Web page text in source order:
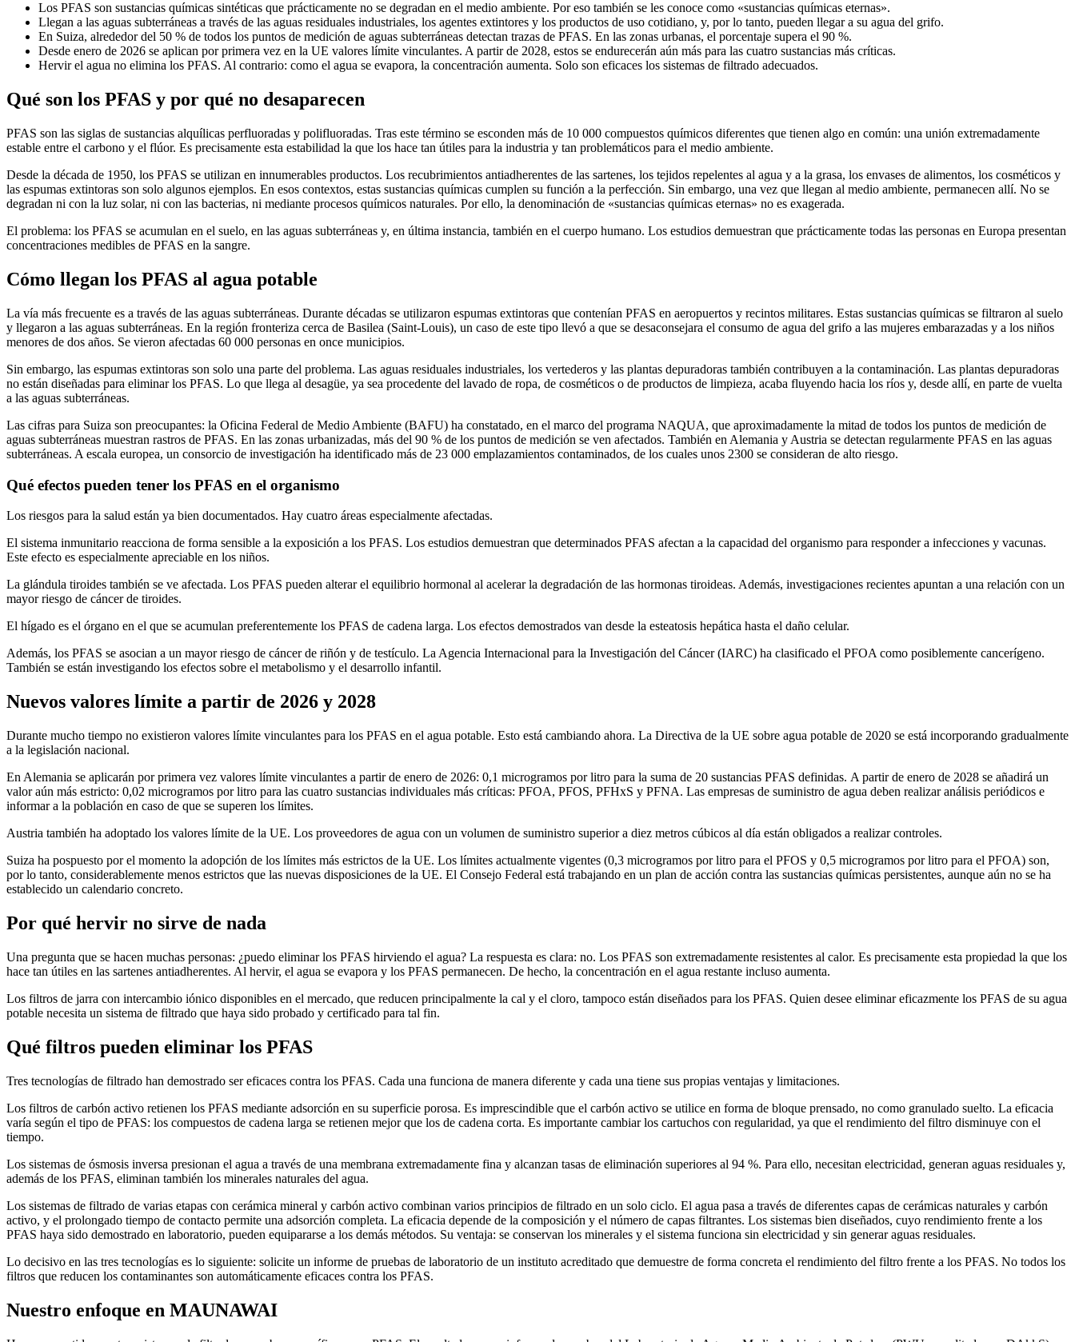
Los PFAS son sustancias químicas sintéticas que prácticamente no se degradan en el medio ambiente. Por eso también se les conoce como «sustancias químicas eternas».
Llegan a las aguas subterráneas a través de las aguas residuales industriales, los agentes extintores y los productos de uso cotidiano, y, por lo tanto, pueden llegar a su agua del grifo.
En Suiza, alrededor del 50 % de todos los puntos de medición de aguas subterráneas detectan trazas de PFAS. En las zonas urbanas, el porcentaje supera el 90 %.
Desde enero de 2026 se aplican por primera vez en la UE valores límite vinculantes. A partir de 2028, estos se endurecerán aún más para las cuatro sustancias más críticas.
Hervir el agua no elimina los PFAS. Al contrario: como el agua se evapora, la concentración aumenta. Solo son eficaces los sistemas de filtrado adecuados.
Qué son los PFAS y por qué no desaparecen
PFAS son las siglas de sustancias alquílicas perfluoradas y polifluoradas. Tras este término se esconden más de 10 000 compuestos químicos diferentes que tienen algo en común: una unión extremadamente
estable entre el carbono y el flúor. Es precisamente esta estabilidad la que los hace tan útiles para la industria y tan problemáticos para el medio ambiente.
Desde la década de 1950, los PFAS se utilizan en innumerables productos. Los recubrimientos antiadherentes de las sartenes, los tejidos repelentes al agua y a la grasa, los envases de alimentos, los cosméticos y
las espumas extintoras son solo algunos ejemplos. En esos contextos, estas sustancias químicas cumplen su función a la perfección. Sin embargo, una vez que llegan al medio ambiente, permanecen allí. No se
degradan ni con la luz solar, ni con las bacterias, ni mediante procesos químicos naturales. Por ello, la denominación de «sustancias químicas eternas» no es exagerada.
El problema: los PFAS se acumulan en el suelo, en las aguas subterráneas y, en última instancia, también en el cuerpo humano. Los estudios demuestran que prácticamente todas las personas en Europa presentan
concentraciones medibles de PFAS en la sangre.
Cómo llegan los PFAS al agua potable
La vía más frecuente es a través de las aguas subterráneas. Durante décadas se utilizaron espumas extintoras que contenían PFAS en aeropuertos y recintos militares. Estas sustancias químicas se filtraron al suelo
y llegaron a las aguas subterráneas. En la región fronteriza cerca de Basilea (Saint-Louis), un caso de este tipo llevó a que se desaconsejara el consumo de agua del grifo a las mujeres embarazadas y a los niños
menores de dos años. Se vieron afectadas 60 000 personas en once municipios.
Sin embargo, las espumas extintoras son solo una parte del problema. Las aguas residuales industriales, los vertederos y las plantas depuradoras también contribuyen a la contaminación. Las plantas depuradoras
no están diseñadas para eliminar los PFAS. Lo que llega al desagüe, ya sea procedente del lavado de ropa, de cosméticos o de productos de limpieza, acaba fluyendo hacia los ríos y, desde allí, en parte de vuelta
a las aguas subterráneas.
Las cifras para Suiza son preocupantes: la Oficina Federal de Medio Ambiente (BAFU) ha constatado, en el marco del programa NAQUA, que aproximadamente la mitad de todos los puntos de medición de
aguas subterráneas muestran rastros de PFAS. En las zonas urbanizadas, más del 90 % de los puntos de medición se ven afectados. También en Alemania y Austria se detectan regularmente PFAS en las aguas
subterráneas. A escala europea, un consorcio de investigación ha identificado más de 23 000 emplazamientos contaminados, de los cuales unos 2300 se consideran de alto riesgo.
Qué efectos pueden tener los PFAS en el organismo
Los riesgos para la salud están ya bien documentados. Hay cuatro áreas especialmente afectadas.
El sistema inmunitario reacciona de forma sensible a la exposición a los PFAS. Los estudios demuestran que determinados PFAS afectan a la capacidad del organismo para responder a infecciones y vacunas.
Este efecto es especialmente apreciable en los niños.
La glándula tiroides también se ve afectada. Los PFAS pueden alterar el equilibrio hormonal al acelerar la degradación de las hormonas tiroideas. Además, investigaciones recientes apuntan a una relación con un
mayor riesgo de cáncer de tiroides.
El hígado es el órgano en el que se acumulan preferentemente los PFAS de cadena larga. Los efectos demostrados van desde la esteatosis hepática hasta el daño celular.
Además, los PFAS se asocian a un mayor riesgo de cáncer de riñón y de testículo. La Agencia Internacional para la Investigación del Cáncer (IARC) ha clasificado el PFOA como posiblemente cancerígeno.
También se están investigando los efectos sobre el metabolismo y el desarrollo infantil.
Nuevos valores límite a partir de 2026 y 2028
Durante mucho tiempo no existieron valores límite vinculantes para los PFAS en el agua potable. Esto está cambiando ahora. La Directiva de la UE sobre agua potable de 2020 se está incorporando gradualmente
a la legislación nacional.
En Alemania se aplicarán por primera vez valores límite vinculantes a partir de enero de 2026: 0,1 microgramos por litro para la suma de 20 sustancias PFAS definidas. A partir de enero de 2028 se añadirá un
valor aún más estricto: 0,02 microgramos por litro para las cuatro sustancias individuales más críticas: PFOA, PFOS, PFHxS y PFNA. Las empresas de suministro de agua deben realizar análisis periódicos e
informar a la población en caso de que se superen los límites.
Austria también ha adoptado los valores límite de la UE. Los proveedores de agua con un volumen de suministro superior a diez metros cúbicos al día están obligados a realizar controles.
Suiza ha pospuesto por el momento la adopción de los límites más estrictos de la UE. Los límites actualmente vigentes (0,3 microgramos por litro para el PFOS y 0,5 microgramos por litro para el PFOA) son,
por lo tanto, considerablemente menos estrictos que las nuevas disposiciones de la UE. El Consejo Federal está trabajando en un plan de acción contra las sustancias químicas persistentes, aunque aún no se ha
establecido un calendario concreto.
Por qué hervir no sirve de nada
Una pregunta que se hacen muchas personas: ¿puedo eliminar los PFAS hirviendo el agua? La respuesta es clara: no. Los PFAS son extremadamente resistentes al calor. Es precisamente esta propiedad la que los
hace tan útiles en las sartenes antiadherentes. Al hervir, el agua se evapora y los PFAS permanecen. De hecho, la concentración en el agua restante incluso aumenta.
Los filtros de jarra con intercambio iónico disponibles en el mercado, que reducen principalmente la cal y el cloro, tampoco están diseñados para los PFAS. Quien desee eliminar eficazmente los PFAS de su agua
potable necesita un sistema de filtrado que haya sido probado y certificado para tal fin.
Qué filtros pueden eliminar los PFAS
Tres tecnologías de filtrado han demostrado ser eficaces contra los PFAS. Cada una funciona de manera diferente y cada una tiene sus propias ventajas y limitaciones.
Los filtros de carbón activo retienen los PFAS mediante adsorción en su superficie porosa. Es imprescindible que el carbón activo se utilice en forma de bloque prensado, no como granulado suelto. La eficacia
varía según el tipo de PFAS: los compuestos de cadena larga se retienen mejor que los de cadena corta. Es importante cambiar los cartuchos con regularidad, ya que el rendimiento del filtro disminuye con el
tiempo.
Los sistemas de ósmosis inversa presionan el agua a través de una membrana extremadamente fina y alcanzan tasas de eliminación superiores al 94 %. Para ello, necesitan electricidad, generan aguas residuales y,
además de los PFAS, eliminan también los minerales naturales del agua.
Los sistemas de filtrado de varias etapas con cerámica mineral y carbón activo combinan varios principios de filtrado en un solo ciclo. El agua pasa a través de diferentes capas de cerámicas naturales y carbón
activo, y el prolongado tiempo de contacto permite una adsorción completa. La eficacia depende de la composición y el número de capas filtrantes. Los sistemas bien diseñados, cuyo rendimiento frente a los
PFAS haya sido demostrado en laboratorio, pueden equipararse a los demás métodos. Su ventaja: se conservan los minerales y el sistema funciona sin electricidad y sin generar aguas residuales.
Lo decisivo en las tres tecnologías es lo siguiente: solicite un informe de pruebas de laboratorio de un instituto acreditado que demuestre de forma concreta el rendimiento del filtro frente a los PFAS. No todos los
filtros que reducen los contaminantes son automáticamente eficaces contra los PFAS.
Nuestro enfoque en MAUNAWAI